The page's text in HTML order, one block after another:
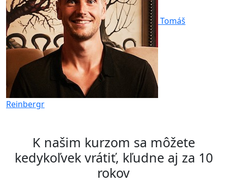
Tomáš
Reinbergr
K našim kurzom sa môžete
kedykoľvek vrátiť, kľudne aj za 10
rokov